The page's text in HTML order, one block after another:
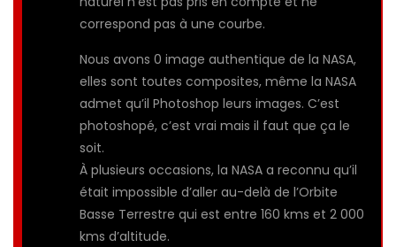
correspond pas à une courbe.
Nous avons 0 image authentique de la NASA,
elles sont toutes composites, même la NASA
admet qu’il Photoshop leurs images. C’est
photoshopé, c’est vrai mais il faut que ça le
soit.
À plusieurs occasions, la NASA a reconnu qu’il
était impossible d’aller au-delà de l’Orbite
Basse Terrestre qui est entre 160 kms et 2 000
kms d’altitude.